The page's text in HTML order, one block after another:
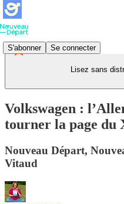
S'abonner Se connecter
Lisez sans
Volkswagen :
tourner la page du
Nouveau Départ,
Vitaud